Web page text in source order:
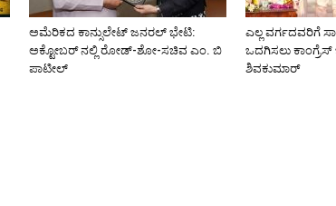
ಅಮೆರಿಕದ ಕಾನ್ಸುಲೇಟ್ ಜನರಲ್ ಭೇಟಿ:
ಅಕ್ಟೋಬರ್ ನಲ್ಲಿ ರೋಡ್-ಶೋ-ಸಚಿವ ಎಂ. ಬಿ
ಪಾಟೀಲ್
ಎಲ್ಲ ವರ್ಗದವರಿಗೆ
ಒದಗಿಸಲು ಕಾಂಗ್ರೆಸ್
ಶಿವಕುಮಾರ್